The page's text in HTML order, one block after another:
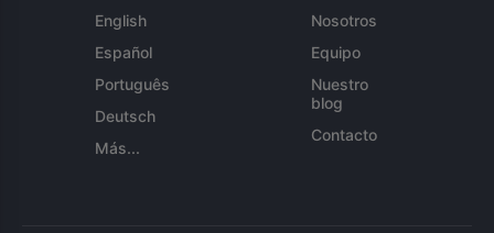
English
Español
Português
Deutsch
Más...
Nosotros
Equipo
Nuestro
blog
Contacto